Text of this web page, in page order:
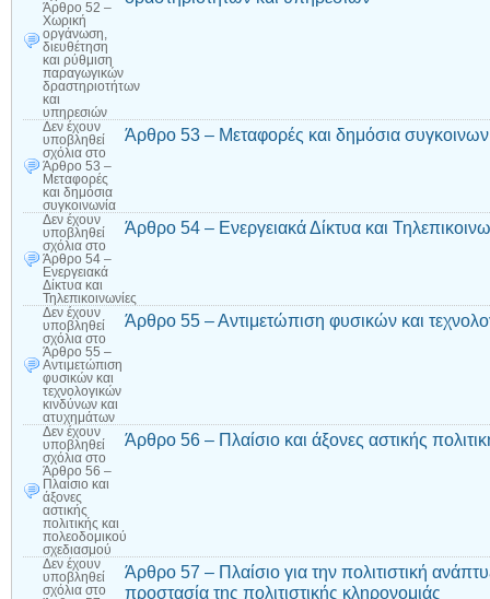
Άρθρο 52 –
Χωρική
οργάνωση,
διευθέτηση
και ρύθμιση
παραγωγικών
δραστηριοτήτων
και
υπηρεσιών
Δεν έχουν
υποβληθεί
σχόλια στο
Άρθρο 53 –
Μεταφορές
και δημόσια
συγκοινωνία
Άρθρο 53 – Μεταφορές και δημόσια
Δεν έχουν
υποβληθεί
σχόλια στο
Άρθρο 54 –
Ενεργειακά
Δίκτυα και
Τηλεπικοινωνίες
Άρθρο 54 – Ενεργειακά Δίκτυα και
Δεν έχουν
υποβληθεί
σχόλια στο
Άρθρο 55 –
Αντιμετώπιση
φυσικών και
τεχνολογικών
κινδύνων και
ατυχημάτων
Άρθρο 55 – Αντιμετώπιση φυσικών και
Δεν έχουν
υποβληθεί
σχόλια στο
Άρθρο 56 –
Πλαίσιο και
άξονες
αστικής
πολιτικής και
πολεοδομικού
σχεδιασμού
Άρθρο 56 – Πλαίσιο και άξονες αστικής
Δεν έχουν
υποβληθεί
σχόλια στο
Άρθρο 57 – Πλαίσιο για την πολιτιστική
προστασία της πολιτιστικής κληρονομιάς